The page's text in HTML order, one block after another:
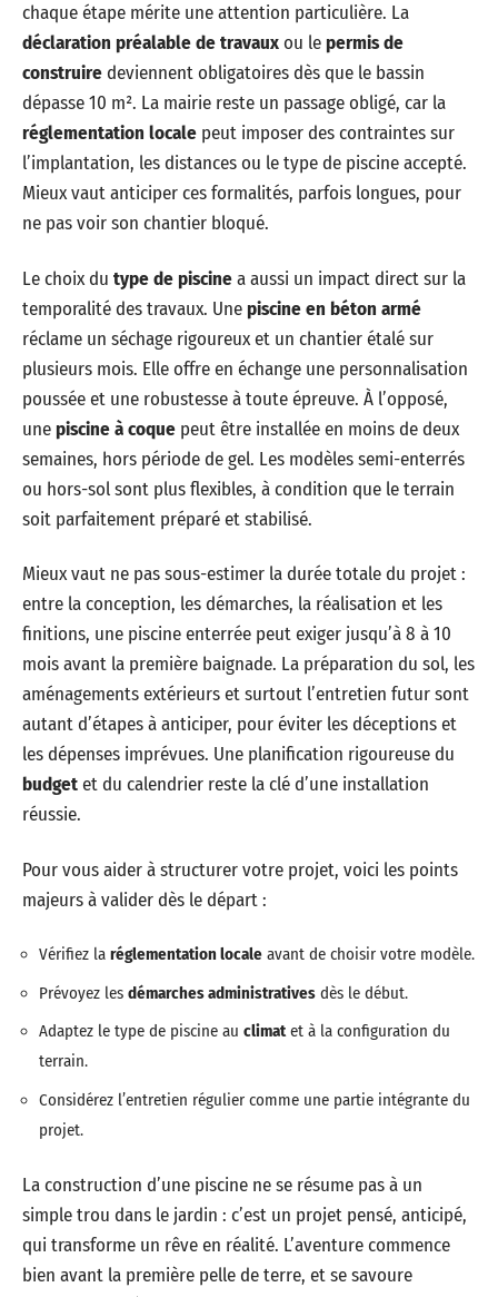
chaque étape mérite une attention particulière. La
déclaration préalable de travauxou lepermis de
construiredeviennent obligatoires dès que le bassin
dépasse 10 m². La mairie reste un passage obligé, car la
réglementation locale peut imposer des contraintes sur
l’implantation, les distances ou le type de piscine accepté.
Mieux vaut anticiper ces formalités, parfois longues, pour
ne pas voir son chantier bloqué.
Le choix du type de piscinea aussi un impact direct sur la
temporalité des travaux. Unepiscine en béton armé
réclame un séchage rigoureux et un chantier étalé sur
plusieurs mois. Elle offre en échange une personnalisation
poussée et une robustesse à toute épreuve. À l’opposé,
unepiscine à coque peut être installée en moins de deux
semaines, hors période de gel. Les modèles semi-enterrés
ou hors-sol sont plus flexibles, à condition que le terrain
soit parfaitement préparé et stabilisé.
Mieux vaut ne pas sous-estimer la durée totale du projet :
entre la conception, les démarches, la réalisation et les
finitions, une piscine enterrée peut exiger jusqu’à 8 à 10
mois avant la première baignade. La préparation du sol, les
aménagements extérieurs et surtout l’entretien futur sont
autant d’étapes à anticiper, pour éviter les déceptions et
les dépenses imprévues. Une planification rigoureuse du
budgetet du calendrier reste la clé d’une installation
réussie.
Pour vous aider à structurer votre projet, voici les points
majeurs à valider dès le départ :
Vérifiez la réglementation locale avant de choisir votre modèle.
Prévoyez les démarches administratives dès le début.
Adaptez le type de piscine au climatet à la configuration du
terrain.
Considérez l’entretien régulier comme une partie intégrante du
projet.
La construction d’une piscine ne se résume pas à un
simple trou dans le jardin : c’est un projet pensé, anticipé,
qui transforme un rêve en réalité. L’aventure commence
bien avant la première pelle de terre, et se savoure